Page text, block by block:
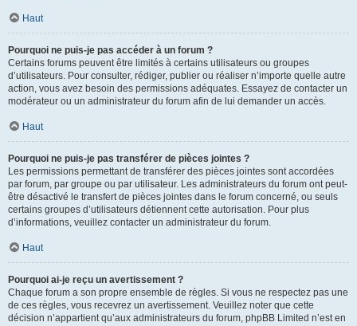
Haut
Pourquoi ne puis-je pas accéder à un forum ?
Certains forums peuvent être limités à certains utilisateurs ou groupes
d’utilisateurs. Pour consulter, rédiger, publier ou réaliser n’importe quelle autre
action, vous avez besoin des permissions adéquates. Essayez de contacter un
modérateur ou un administrateur du forum afin de lui demander un accès.
Haut
Pourquoi ne puis-je pas transférer de pièces jointes ?
Les permissions permettant de transférer des pièces jointes sont accordées
par forum, par groupe ou par utilisateur. Les administrateurs du forum ont peut-
être désactivé le transfert de pièces jointes dans le forum concerné, ou seuls
certains groupes d’utilisateurs détiennent cette autorisation. Pour plus
d’informations, veuillez contacter un administrateur du forum.
Haut
Pourquoi ai-je reçu un avertissement ?
Chaque forum a son propre ensemble de règles. Si vous ne respectez pas une
de ces règles, vous recevrez un avertissement. Veuillez noter que cette
décision n’appartient qu’aux administrateurs du forum, phpBB Limited n’est en